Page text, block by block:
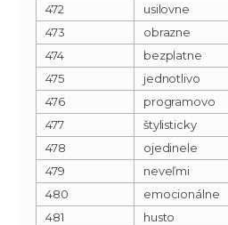
472
usilovne
473
obrazne
474
bezplatne
475
jednotlivo
476
programovo
477
štylisticky
478
ojedinele
479
neveľmi
480
emocionálne
481
husto